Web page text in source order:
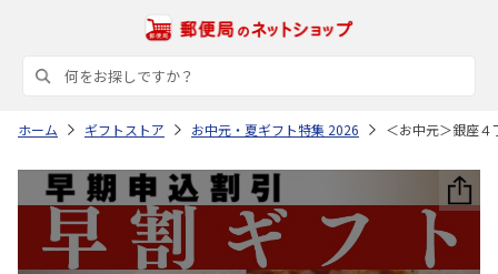
ホーム ギフトストア お中元・夏ギフト特集 2026 ＜お中元＞銀座